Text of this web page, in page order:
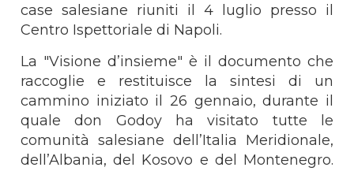
case salesiane riuniti il 4 luglio presso il
Centro Ispettoriale di Napoli.
La "Visione d’insieme" è il documento che
raccoglie e restituisce la sintesi di un
cammino iniziato il 26 gennaio, durante il
quale don Godoy ha visitato tutte le
comunità salesiane dell’Italia Meridionale,
dell’Albania, del Kosovo e del Montenegro.